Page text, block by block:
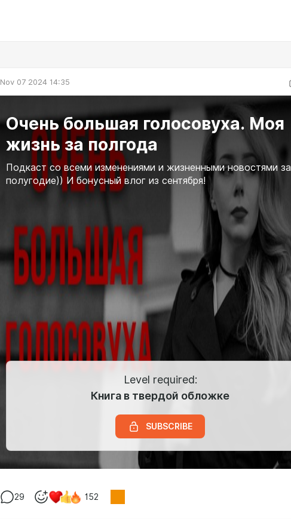
Nov 07 2024 14:35
Очень большая голосовуха. Моя
жизнь за полгода
Подкаст со всеми изменениями и жизненными новостями за
полугодие)) И бонусный влог из сентября!
Level required:
Книга в твердой обложке
SUBSCRIBE
29 152